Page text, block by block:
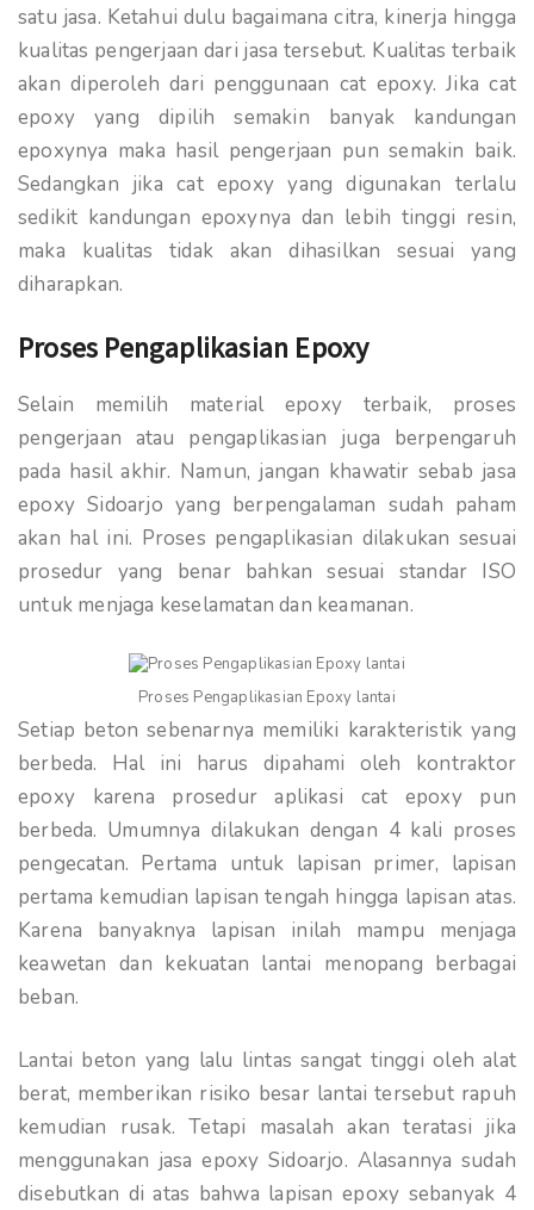
satu jasa. Ketahui dulu bagaimana citra, kinerja hingga
kualitas pengerjaan dari jasa tersebut. Kualitas terbaik
akan diperoleh dari penggunaan cat epoxy. Jika cat
epoxy yang dipilih semakin banyak kandungan
epoxynya maka hasil pengerjaan pun semakin baik.
Sedangkan jika cat epoxy yang digunakan terlalu
sedikit kandungan epoxynya dan lebih tinggi resin,
maka kualitas tidak akan dihasilkan sesuai yang
diharapkan.
Proses Pengaplikasian Epoxy
Selain memilih material epoxy terbaik, proses
pengerjaan atau pengaplikasian juga berpengaruh
pada hasil akhir. Namun, jangan khawatir sebab jasa
epoxy Sidoarjo yang berpengalaman sudah paham
akan hal ini. Proses pengaplikasian dilakukan sesuai
prosedur yang benar bahkan sesuai standar ISO
untuk menjaga keselamatan dan keamanan.
Proses Pengaplikasian Epoxy lantai
Setiap beton sebenarnya memiliki karakteristik yang
berbeda. Hal ini harus dipahami oleh kontraktor
epoxy karena prosedur aplikasi cat epoxy pun
berbeda. Umumnya dilakukan dengan 4 kali proses
pengecatan. Pertama untuk lapisan primer, lapisan
pertama kemudian lapisan tengah hingga lapisan atas.
Karena banyaknya lapisan inilah mampu menjaga
keawetan dan kekuatan lantai menopang berbagai
beban.
Lantai beton yang lalu lintas sangat tinggi oleh alat
berat, memberikan risiko besar lantai tersebut rapuh
kemudian rusak. Tetapi masalah akan teratasi jika
menggunakan jasa epoxy Sidoarjo. Alasannya sudah
disebutkan di atas bahwa lapisan epoxy sebanyak 4